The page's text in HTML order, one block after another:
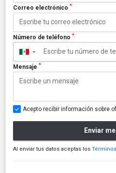
Correo electrónico *
Número de teléfono *
▼
Mensaje *
Acepto recibir información sobre
Enviar
Al enviar tus datos aceptas los